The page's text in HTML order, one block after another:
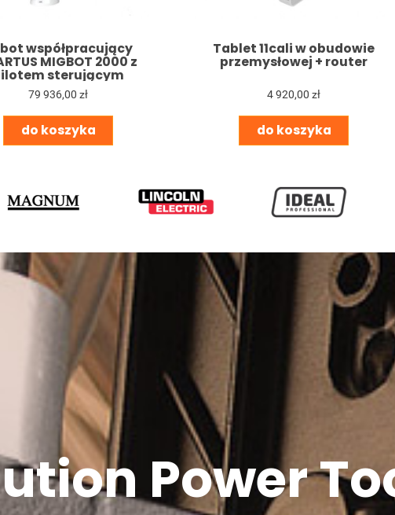
współpracujący
MIGBOT 2000 z
sterującym
79 936,00 zł
do koszyka
Tablet 11cali w obudowie
przemysłowej + router
4 920,00 zł
do koszyka
Power